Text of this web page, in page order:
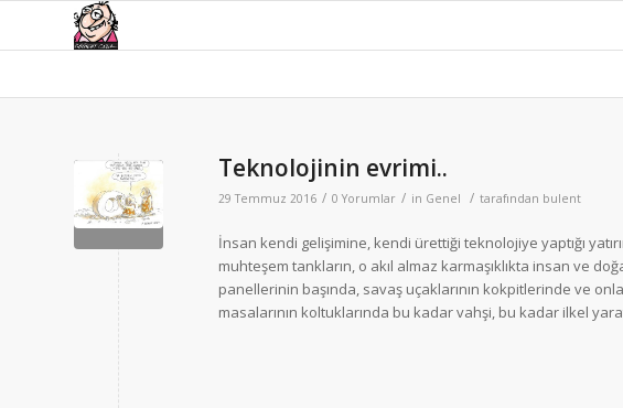
Teknolojinin evrimi..
29 Temmuz 2016 / 0 Yorumlar / in Genel / tarafından bulent
İnsan kendi gelişimine, kendi ürettiği teknolojiye yaptığı
muhteşem tankların, o akıl almaz karmaşıklıkta insan ve
panellerinin başında, savaş uçaklarının kokpitlerinde ve
masalarının koltuklarında bu kadar vahşi, bu kadar ilkel